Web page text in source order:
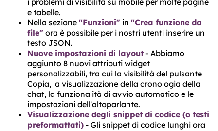
i problemi di visibilità su mobile per molte pagine
e tabelle.
Nella sezione "Funzioni" in "Crea funzione da
file" ora è possibile per i nostri utenti inserire un
testo JSON.
Nuove impostazioni di layout - Abbiamo
aggiunto 8 nuovi attributi widget
personalizzabili, tra cui la visibilità del pulsante
Copia, la visualizzazione della cronologia della
chat, la funzionalità di avvio automatico e le
impostazioni dell'altoparlante.
Visualizzazione degli snippet di codice (o testi
preformattati) - Gli snippet di codice lunghi ora